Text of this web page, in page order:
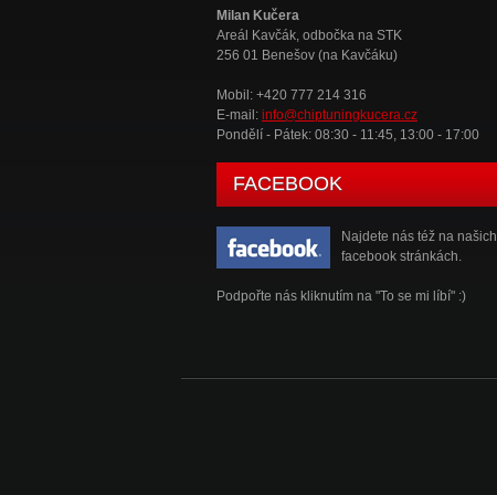
Milan Kučera
Areál Kavčák, odbočka na STK
256 01 Benešov (na Kavčáku)
Mobil: +420 777 214 316
E-mail: info@chiptuningkucera.cz
Pondělí - Pátek: 08:30 - 11:45, 13:00 - 17:00
FACEBOOK
Najdete nás též na našich
facebook stránkách.
Podpořte nás kliknutím na "To se mi líbí" :)